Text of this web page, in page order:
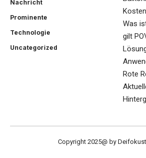
Nachricht
Prominente
Technologie
Uncategorized
Was
gilt
Rote
Copyright 2025@ by